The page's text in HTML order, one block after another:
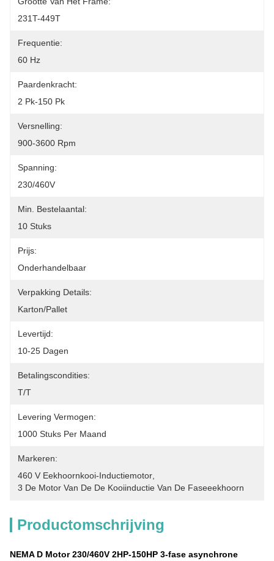
231T-449T
Frequentie:
60 Hz
Paardenkracht:
2 Pk-150 Pk
Versnelling:
900-3600 Rpm
Spanning:
230/460V
Min. Bestelaantal:
10 Stuks
Prijs:
Onderhandelbaar
Verpakking Details:
Karton/pallet
Levertijd:
10-25 Dagen
Betalingscondities:
T/T
Levering Vermogen:
1000 Stuks Per Maand
Markeren:
460 V Eekhoornkooi-Inductiemotor
3 De Motor Van De De Kooiinductie Van De Faseeekhoorn
Productomschrijving
NEMA D Motor 230/460V 2HP-150HP 3-fase asynchrone